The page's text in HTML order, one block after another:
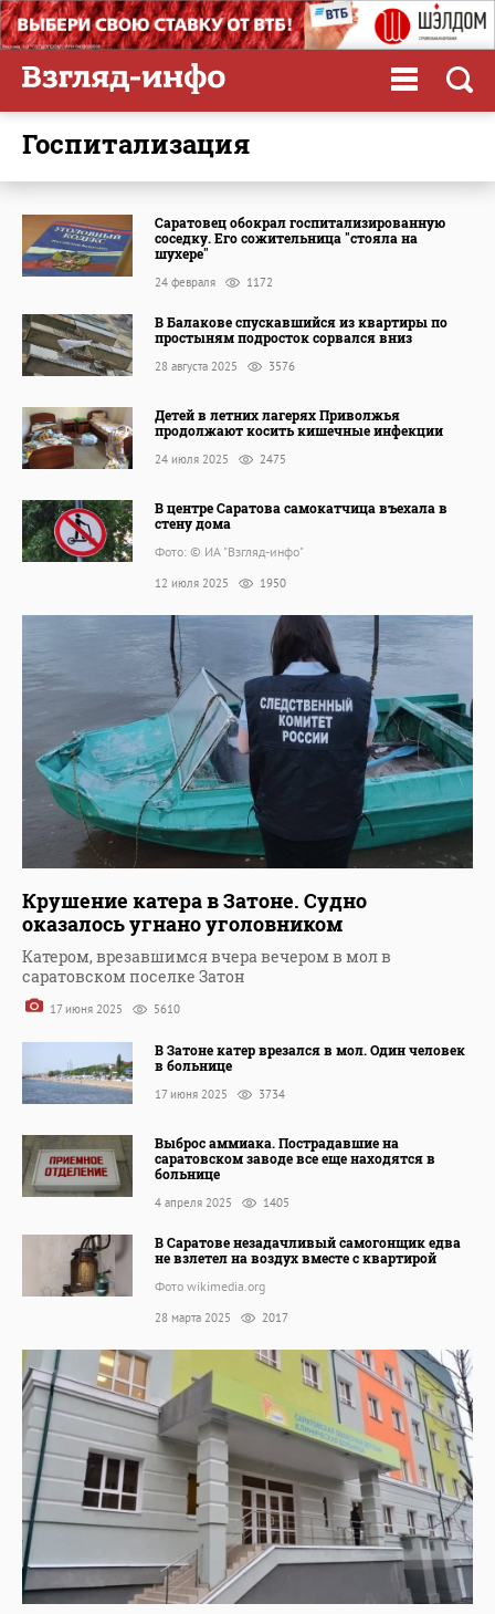
госпитализация
Саратовец обокрал госпитализированную
соседку. Его сожительница "стояла на
шухере"
24 февраля 1172
В Балакове спускавшийся из квартиры по
простыням подросток сорвался вниз
28 августа 2025 3576
Детей в летних лагерях Приволжья
продолжают косить кишечные инфекции
24 июля 2025 2475
В центре Саратова самокатчица въехала в
стену дома
Фото: © ИА "Взгляд-инфо"
12 июля 2025 1950
Крушение катера в Затоне. Судно
оказалось угнано уголовником
Катером, врезавшимся вчера вечером в мол в
саратовском поселке Затон
17 июня 2025 5610
В Затоне катер врезался в мол. Один человек
в больнице
17 июня 2025 3734
Выброс аммиака. Пострадавшие на
саратовском заводе все еще находятся в
больнице
4 апреля 2025 1405
В Саратове незадачливый самогонщик едва
не взлетел на воздух вместе с квартирой
Фото wikimedia.org
28 марта 2025 2017